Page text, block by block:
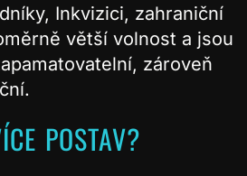
Inkvizici, zahraniční
větší volnost a jsou
zároveň
POSTAV?